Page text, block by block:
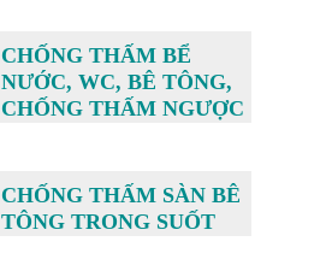
CHỐNG THẤM BỂ
NƯỚC, WC, BÊ TÔNG,
CHỐNG THẤM NGƯỢC
CHỐNG THẤM SÀN BÊ
TÔNG TRONG SUỐT